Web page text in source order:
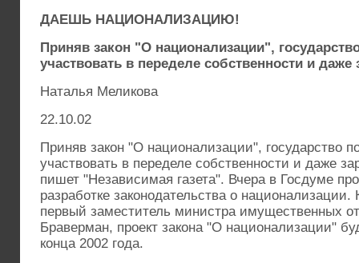
ДАЕШЬ НАЦИОНАЛИЗАЦИЮ!
Приняв закон "О национализации",
участвовать в переделе собственности и
Наталья Меликова
22.10.02
Приняв закон "О национализации", государство
участвовать в переделе собственности и даже
пишет "Независимая газета". Вчера в Госдуме
разработке законодательства о
первый заместитель министра имущественных
Браверман, проект закона "О национализации"
конца 2002 года.